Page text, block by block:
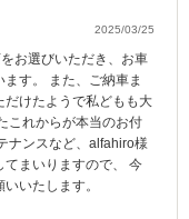
2025/03/25
お選びいただき、お車
す。 また、ご納車ま
けたようで私どもも大
これからが本当のお付
ナンスなど、alfahiro様
まいりますので、 今
いたします。